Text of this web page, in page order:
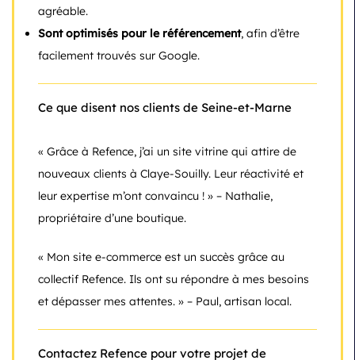
agréable.
Sont optimisés pour le référencement, afin d’être
facilement trouvés sur Google.
Ce que disent nos clients de Seine-et-Marne
« Grâce à Refence, j’ai un site vitrine qui attire de
nouveaux clients à Claye-Souilly. Leur réactivité et
leur expertise m’ont convaincu ! » – Nathalie,
propriétaire d’une boutique.
« Mon site e-commerce est un succès grâce au
collectif Refence. Ils ont su répondre à mes besoins
et dépasser mes attentes. » – Paul, artisan local.
Contactez Refence pour votre projet de